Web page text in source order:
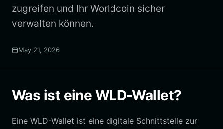
zugreifen und Ihr Worldcoin sicher
verwalten können.
May 21, 2026
Was ist eine WLD-Wallet?
Eine WLD-Wallet ist eine digitale Schnittstelle zur